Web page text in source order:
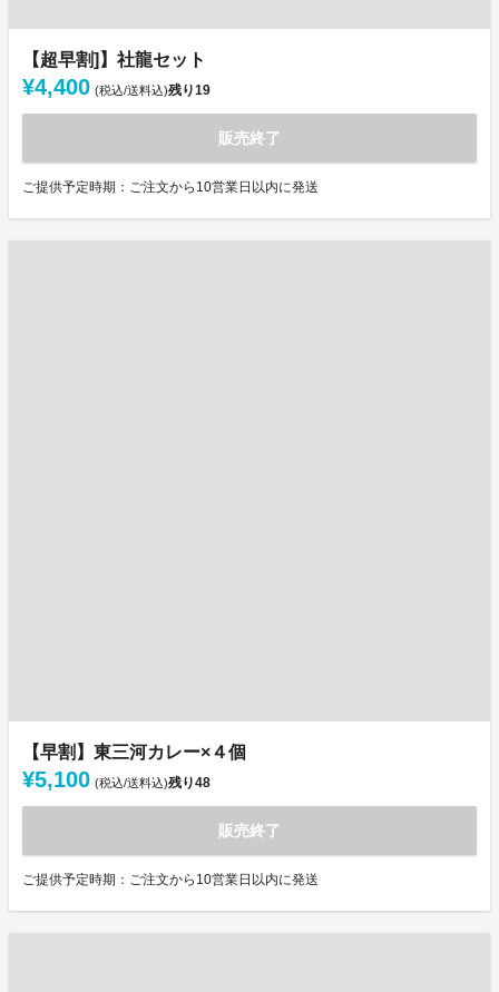
【超早割]】社龍セット
¥4,400 (税込/送料込)残り19
販売終了
ご提供予定時期：ご注文から10営業日以内に発送
【早割】東三河カレー×４個
¥5,100 (税込/送料込)残り48
販売終了
ご提供予定時期：ご注文から10営業日以内に発送